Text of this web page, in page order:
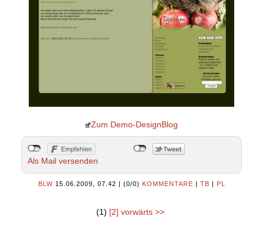
Zum Demo-DesignBlog
Als Mail versenden
BLW 15.06.2009, 07.42 | (0/0) KOMMENTARE | TB | PL
(1) [2] vorwärts >>